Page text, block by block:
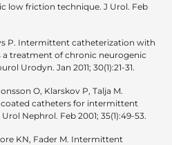
low friction technique. J Urol. Feb
P. Intermittent catheterization with
a treatment of chronic neurogenic
Urodyn. Jan 2011; 30(1):21-31.
O, Klarskov P, Talja M.
catheters for intermittent
Nephrol. Feb 2001; 35(1):49-53.
KN, Fader M. Intermittent